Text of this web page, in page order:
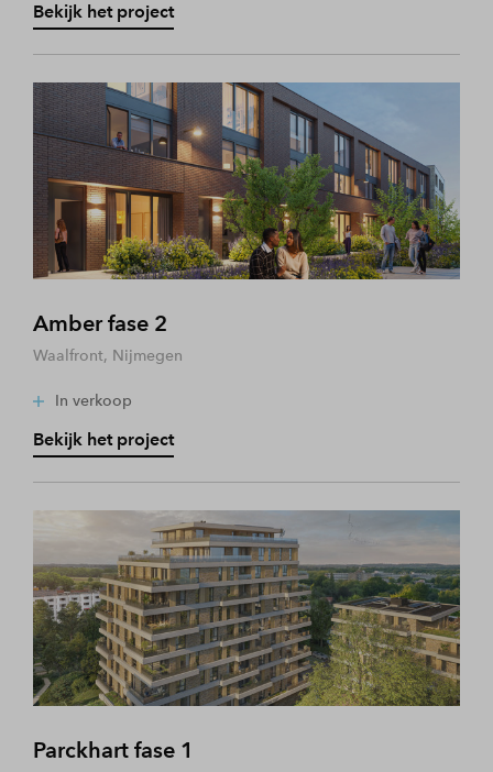
Bekijk het project
Amber fase 2
Waalfront, Nijmegen
In verkoop
Bekijk het project
Parckhart fase 1